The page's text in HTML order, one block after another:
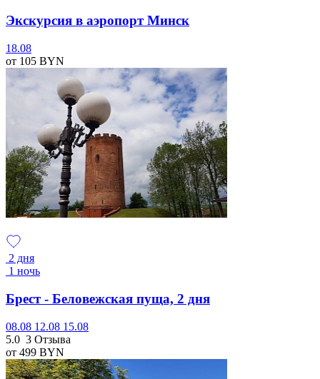
Экскурсия в аэропорт Минск
18.08
от 105 BYN
2 дня
1 ночь
Брест - Беловежская пуща, 2 дня
08.08 12.08 15.08
5.0 3 Отзыва
от 499 BYN